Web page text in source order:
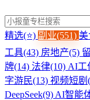
精选(⭐) 副业(551) 美
工具(43) 房地产(5)
牌(14) 法律(10) AI工
字游民(13) 视频短剧
DeepSeek(9) AI智能